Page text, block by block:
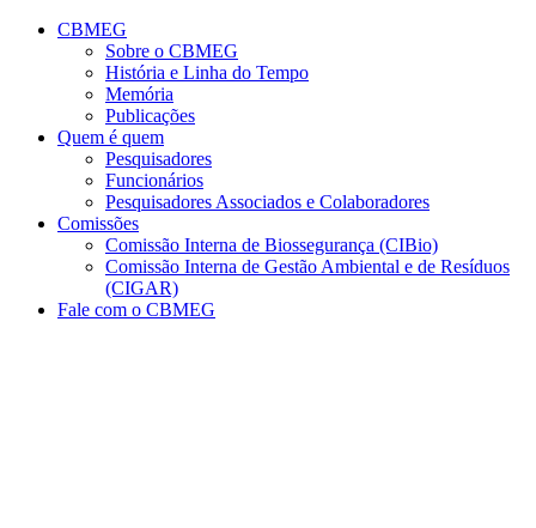
Conteúdo principal
CBMEG
Sobre o CBMEG
História e Linha do Tempo
Memória
Publicações
Quem é quem
Pesquisadores
Funcionários
Pesquisadores Associados e Colaboradores
Comissões
Comissão Interna de Biossegurança (CIBio)
Comissão Interna de Gestão Ambiental e de Resíduos
(CIGAR)
Fale com o CBMEG